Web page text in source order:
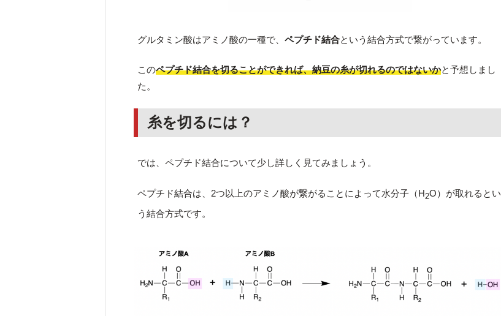
グルタミン酸はアミノ酸の一種で、ペプチド結合という結合方式で繋がっています。
このペプチド結合を切ることができれば、納豆の糸が切れるのではないかと予想しまし
た。
糸を切るには？
では、ペプチド結合について少し詳しく見てみましょう。
ペプチド結合は、2つ以上のアミノ酸が繋がることによって水分子（H2O）が取れるとい
う結合方式です。